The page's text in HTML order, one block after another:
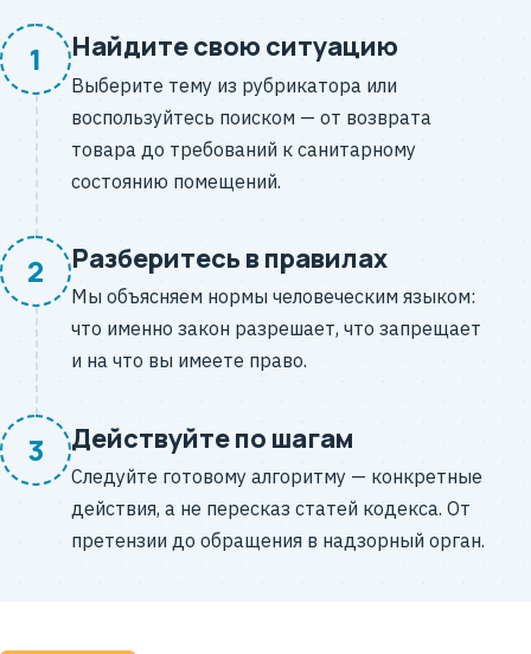
1 Найдите свою ситуацию
Выберите тему из рубрикатора или
воспользуйтесь поиском — от возврата
товара до требований к санитарному
состоянию помещений.
2 Разберитесь в правилах
Мы объясняем нормы человеческим языком:
что именно закон разрешает, что запрещает
и на что вы имеете право.
3 Действуйте по шагам
Следуйте готовому алгоритму — конкретные
действия, а не пересказ статей кодекса. От
претензии до обращения в надзорный орган.